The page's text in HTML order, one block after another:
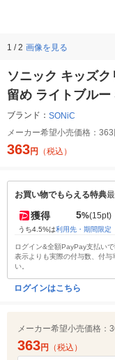
1 / 2 画像を見る
ソニック キッズ
留め ライトブル
ブランド： SONiC
メーカー希望小売価格： 363
363円 （税込）
お買い物でもらえる特典
獲得 5%(15pt)
うち4.5%は利用先・期間限定
ログイン&全額PayPay支払い
表示よりも実際の付与数、付与
い。
ログインはこちら
メーカー希望小売価格：
363円 （税込）